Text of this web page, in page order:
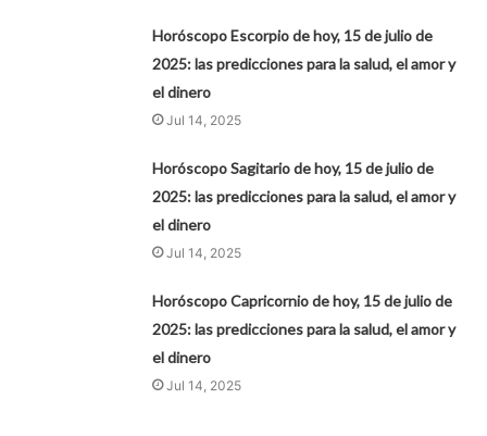
Horóscopo Escorpio de hoy, 15 de julio de
2025: las predicciones para la salud, el amor y
el dinero
Jul 14, 2025
Horóscopo Sagitario de hoy, 15 de julio de
2025: las predicciones para la salud, el amor y
el dinero
Jul 14, 2025
Horóscopo Capricornio de hoy, 15 de julio de
2025: las predicciones para la salud, el amor y
el dinero
Jul 14, 2025